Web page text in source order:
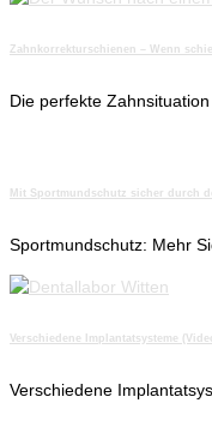
Zahnkorrekturschienen – Wenn
Die perfekte
Mit Sportmundschutz sicher durch
Sportmundschutz: Mehr
Verschiedene Implantatsysteme
Verschiedene